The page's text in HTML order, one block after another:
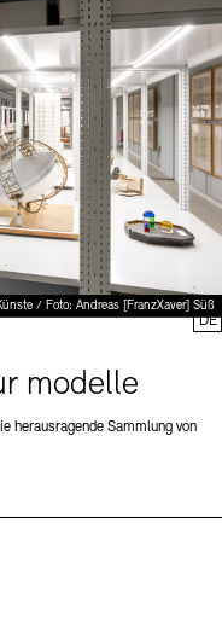
/ Foto: Andreas [FranzXaver] Süß
modelle
herausragende Sammlung von
DE